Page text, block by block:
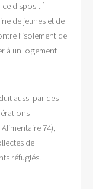
ce dispositif
de jeunes et de
l’isolement de
à un logement
aussi par des
74),
de
réfugiés.